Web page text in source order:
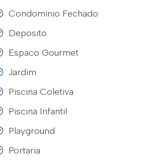
Condominio Fechado
Deposito
Espaco Gourmet
Jardim
Piscina Coletiva
Piscina Infantil
Playground
Portaria